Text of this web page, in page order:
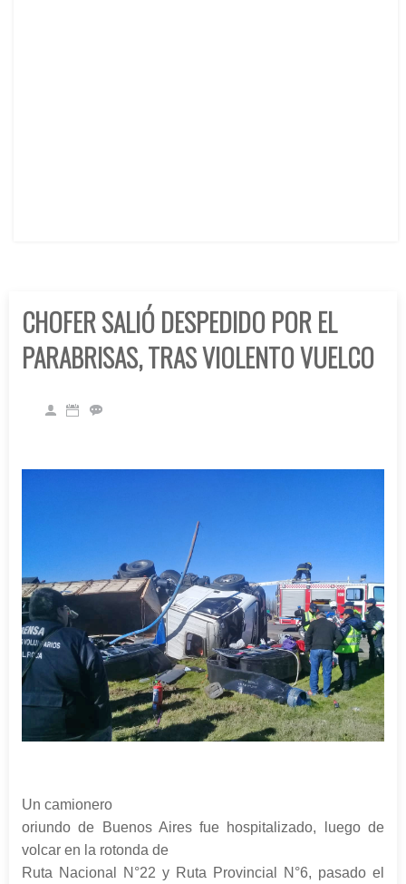
CHOFER SALIÓ DESPEDIDO POR EL
PARABRISAS, TRAS VIOLENTO VUELCO
Un camionero
oriundo de Buenos Aires fue hospitalizado, luego de
volcar en la rotonda de
Ruta Nacional N°22 y Ruta Provincial N°6, pasado el